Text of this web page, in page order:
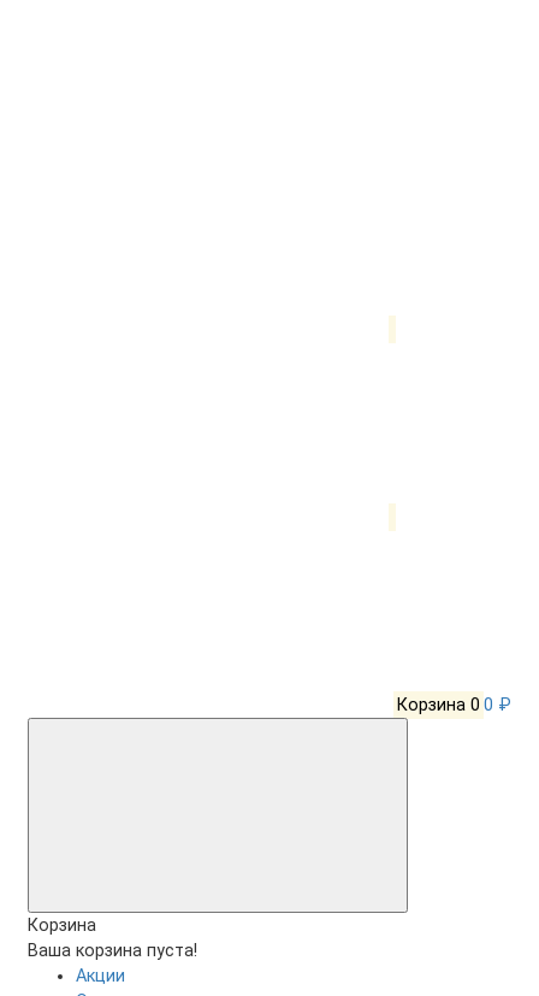
Корзина 0 0 ₽
Корзина
Ваша корзина пуста!
Акции